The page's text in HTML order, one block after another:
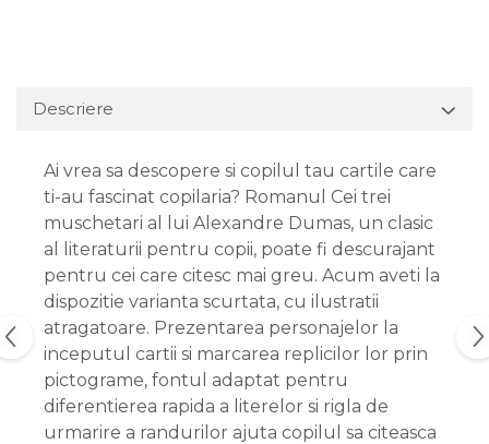
Descriere
Ai vrea sa descopere si copilul tau cartile care
ti-au fascinat copilaria? Romanul Cei trei
muschetari al lui Alexandre Dumas, un clasic
al literaturii pentru copii, poate fi descurajant
pentru cei care citesc mai greu. Acum aveti la
dispozitie varianta scurtata, cu ilustratii
atragatoare. Prezentarea personajelor la
inceputul cartii si marcarea replicilor lor prin
pictograme, fontul adaptat pentru
diferentierea rapida a literelor si rigla de
urmarire a randurilor ajuta copilul sa citeasca